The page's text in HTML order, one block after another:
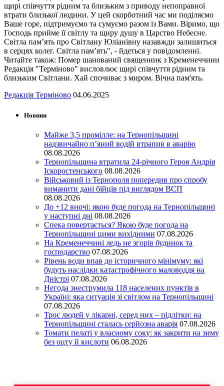
щирі співчуття рідним та близьким з приводу непоправної
втрати близької людини. У цей скорботний час ми поділяємо
Ваше горе, підтримуємо та сумуємо разом із Вами. Віримо, що
Господь прийме її світлу та щиру душу в Царство Небесне.
Світла пам’ять про Світлану Юліанівну назавжди залишиться
в серцях колег. Світла пам’ять", - йдеться у повідомленні.
Читайте також: Помер шанований священник з Кременеччини
Редакція "Терміново" висловлює щирі співчуття рідним та
близьким Світлани. Хай спочиває з миром. Вічна пам'ять.
Редакція Терміново 04.06.2025
Новини
Майже 3,5 промілле: на Тернопільщині
надзвичайно п’яний водій втрапив в аварію
08.08.2026
Тернопільщина втратила 24-річного Героя Андрія
Іскоростенського 08.08.2026
Військовий із Тернополя попередив про спробу
виманити дані бійців під виглядом ВСП
08.08.2026
До +12 вночі: якою буде погода на Тернопільщині
у наступні дні 08.08.2026
Спека повертається? Якою буде погода на
Тернопільщині цими вихідними 07.08.2026
На Кременеччині ледь не згорів будинок та
господарство 07.08.2026
Рівень води впав до історичного мінімуму: які
будуть наслідки катастрофічного маловоддя на
Дністрі 07.08.2026
Негода знеструмила 118 населених пунктів в
Україні: яка ситуація зі світлом на Тернопільщині
07.08.2026
Троє людей у лікарні, серед них – підлітки: на
Тернопільщині сталась серйозна аварія 07.08.2026
Томати пелаті у власному соку: як закрити на зиму
без оцту й кислоти 06.08.2026